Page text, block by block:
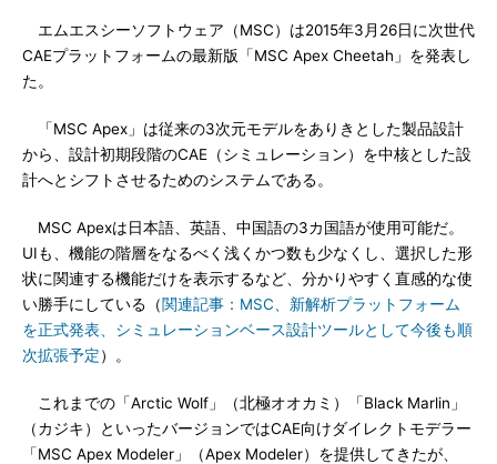
エムエスシーソフトウェア（MSC）は2015年3月26日に次世代
CAEプラットフォームの最新版「MSC Apex Cheetah」を発表し
た。
「MSC Apex」は従来の3次元モデルをありきとした製品設計
から、設計初期段階のCAE（シミュレーション）を中核とした設
計へとシフトさせるためのシステムである。
MSC Apexは日本語、英語、中国語の3カ国語が使用可能だ。
UIも、機能の階層をなるべく浅くかつ数も少なくし、選択した形
状に関連する機能だけを表示するなど、分かりやすく直感的な使
い勝手にしている（関連記事：MSC、新解析プラットフォーム
を正式発表、シミュレーションベース設計ツールとして今後も順
次拡張予定）。
これまでの「Arctic Wolf」（北極オオカミ）「Black Marlin」
（カジキ）といったバージョンではCAE向けダイレクトモデラー
「MSC Apex Modeler」（Apex Modeler）を提供してきたが、